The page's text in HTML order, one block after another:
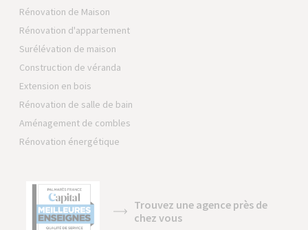
Rénovation de Maison
Rénovation d'appartement
Surélévation de maison
Construction de véranda
Extension en bois
Rénovation de salle de bain
Aménagement de combles
Rénovation énergétique
Trouvez une agence près de
chez vous